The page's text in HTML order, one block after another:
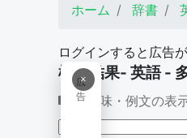
ホーム
辞書
ログインすると広告
×
広
告
検索結果- 英語 -
意味・例文の表